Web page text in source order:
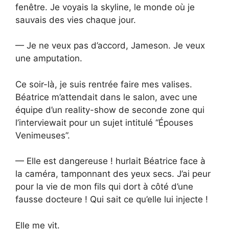
fenêtre. Je voyais la skyline, le monde où je
sauvais des vies chaque jour.
— Je ne veux pas d’accord, Jameson. Je veux
une amputation.
Ce soir-là, je suis rentrée faire mes valises.
Béatrice m’attendait dans le salon, avec une
équipe d’un reality-show de seconde zone qui
l’interviewait pour un sujet intitulé “Épouses
Venimeuses”.
— Elle est dangereuse ! hurlait Béatrice face à
la caméra, tamponnant des yeux secs. J’ai peur
pour la vie de mon fils qui dort à côté d’une
fausse docteure ! Qui sait ce qu’elle lui injecte !
Elle me vit.